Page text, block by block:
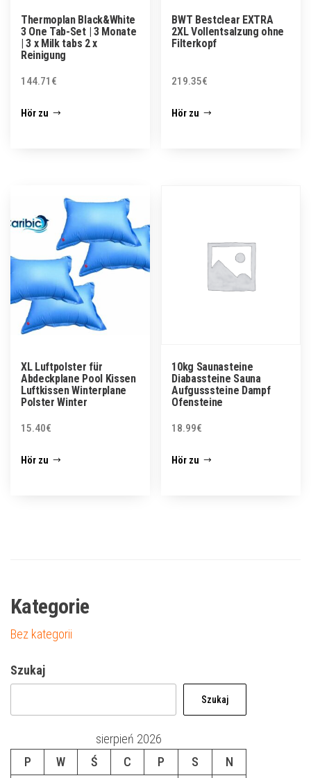
Thermoplan Black&White
3 One Tab-Set | 3 Monate
| 3 x Milk tabs 2 x
Reinigung
144.71 €
Hör zu
BWT Bestclear EXTRA
2XL Vollentsalzung ohne
Filterkopf
219.35€
Hör zu
XL Luftpolster für
Abdeckplane Pool Kissen
Luftkissen Winterplane
Polster Winter
15.40€
Hör zu
10kg Saunasteine
Diabassteine Sauna
Aufgusssteine Dampf
Ofensteine
18.99€
Hör zu
Kategorie
Bez kategorii
Szukaj
Szukaj
sierpień 2026
P
W Ś C P S N